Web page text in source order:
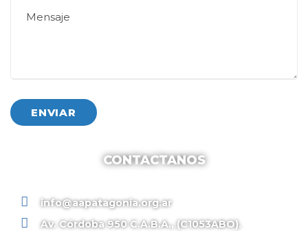
CONTACTANOS
info@aapatagonia.org.ar
Av. Córdoba 950 C.A.B.A., (C1053ABO).